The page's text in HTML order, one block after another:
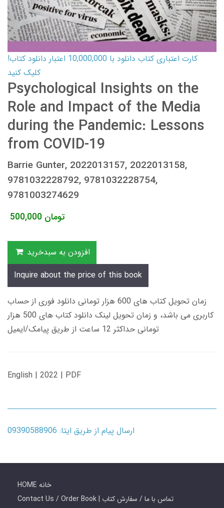
کارت اعتباری کتاب دانلود با 10,000,000 اعتبار دانلود کتاب!
کلیک کنید
Psychological Insights on the
Role and Impact of the Media
during the Pandemic: Lessons
from COVID-19
Barrie Gunter, 2022013157, 2022013158,
9781032228792, 9781032228754,
9781003274629
500,000 تومان
افزودن به سبدخرید
Inquire about the price of this book
زمان تحویل کتاب های 600 هزار تومانی دانلود فوری از حساب
کاربری می باشد، و زمان تحویل لینک دانلود کتاب های 500 هزار
تومانی حداکثر 12 ساعت از طریق پیامک/ایمیل
English | 2022 | PDF
ارسال پیام از طریق ایتا: 09390588906
HOME خانه
Contact Us / Order Book | تماس با ما / سفارش کتاب